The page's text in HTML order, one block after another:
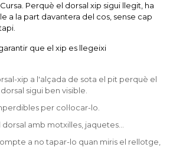
Perquè el dorsal xip sigui llegit, ha
a la part davantera del cos, sense cap
que el xip es llegeixi
xip a l'alçada de sota el pit perquè el
sigui ben visible.
per col·locar-lo.
amb motxilles, jaquetes…
a no tapar-lo quan miris el rellotge,